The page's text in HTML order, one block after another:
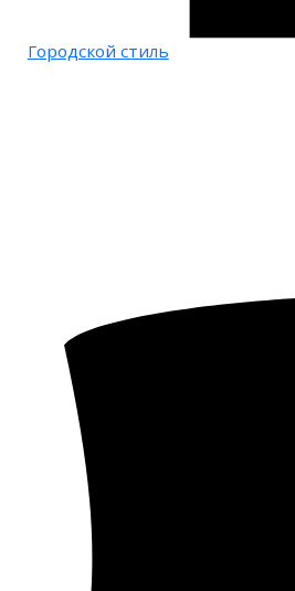
Городской стиль